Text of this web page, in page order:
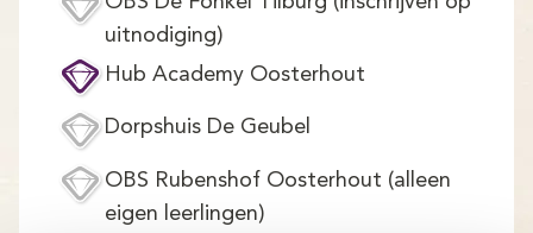
uitnodiging)
Hub Academy Oosterhout
Dorpshuis De Geubel
OBS Rubenshof Oosterhout (alleen
eigen leerlingen)